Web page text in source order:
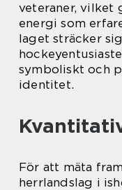
veteraner, vilket
energi som
laget sträcker
symboliskt och
identitet.
För att mäta
herrlandslag i